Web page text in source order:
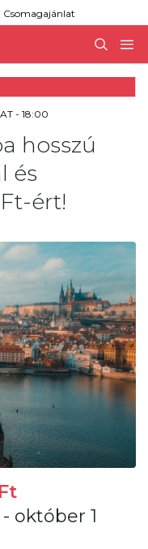
Csomagajánlat
- 18:00
hosszú
és
ért!
Ft
október 1